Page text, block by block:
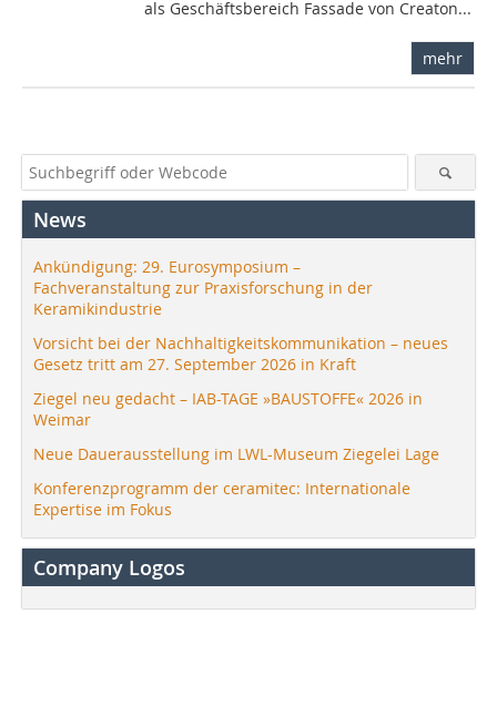
als Geschäftsbereich Fassade von Creaton...
mehr
News
Ankündigung: 29. Eurosymposium –
Fachveranstaltung zur Praxisforschung in der
Keramikindustrie
Vorsicht bei der Nachhaltigkeitskommunikation – neues
Gesetz tritt am 27. September 2026 in Kraft
Ziegel neu gedacht – IAB-TAGE »BAUSTOFFE« 2026 in
Weimar
Neue Dauerausstellung im LWL-Museum Ziegelei Lage
Konferenzprogramm der ceramitec: Internationale
Expertise im Fokus
Company Logos